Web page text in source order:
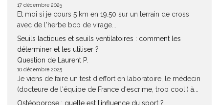
17 décembre 2025
Et moi si je cours 5 km en 19.50 sur un terrain de cross
avec de l'herbe bcp de virage...
Seuils lactiques et seuils ventilatoires : comment les
déterminer et les utiliser ?
Question de Laurent P.
10 décembre 2025
Je viens de faire un test d'effort en laboratoire, le médecin
(docteure de l'équipe de France d'escrime, trop cool!) à...
Ostéoporose : quelle est l’influence du sport ?